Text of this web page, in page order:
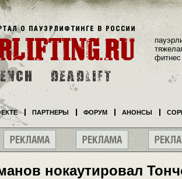
нокаутировал
фитнес
ПАРТНЕРЫ ФОРУМ АНОНСЫ